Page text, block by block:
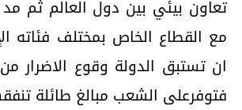
تعاون بيئي بين دول العالم ثم
مع القطاع الخاص بمختلف فئاته
ان تستبق الدولة وقوع الاضرار
فتوفرعلى الشعب مبالغ طائلة